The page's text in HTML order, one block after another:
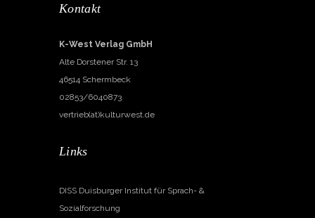
Kontakt
K-West Verlag GmbH
Alte Dorstener Str. 13
46514 Schermbeck
02853/6040873
vertrieb(at)kulturwest.de
Links
DISS Duisburger Institut für Sprach- &
Sozialforschung